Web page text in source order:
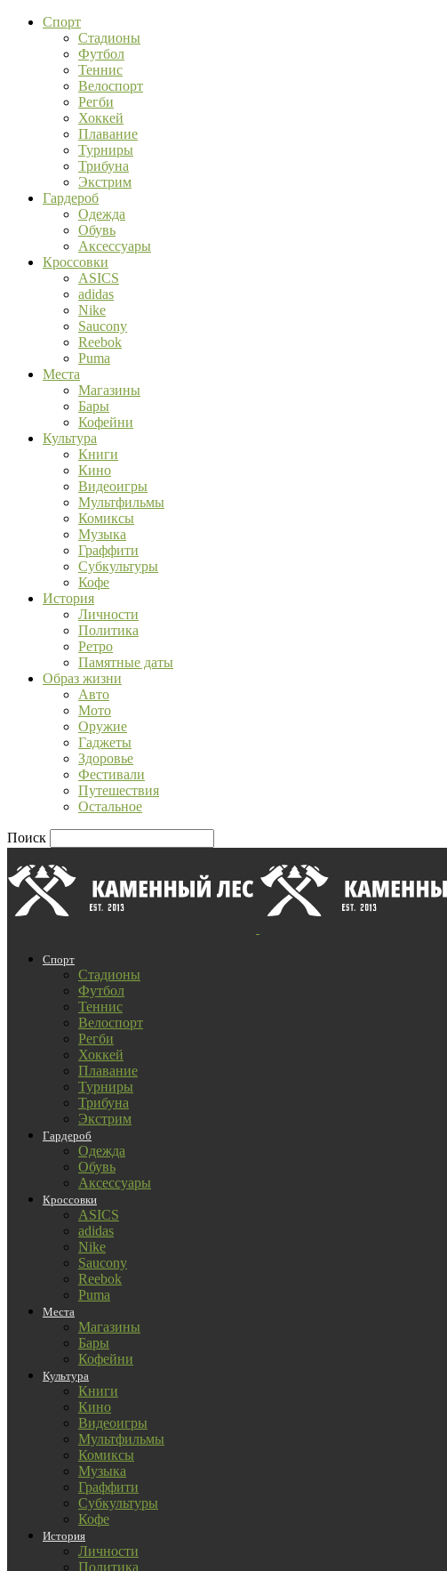
Спорт
Стадионы
Футбол
Теннис
Велоспорт
Регби
Хоккей
Плавание
Турниры
Трибуна
Экстрим
Гардероб
Одежда
Обувь
Аксессуары
Кроссовки
ASICS
adidas
Nike
Saucony
Reebok
Puma
Места
Магазины
Бары
Кофейни
Культура
Книги
Кино
Видеоигры
Мультфильмы
Комиксы
Музыка
Граффити
Субкультуры
Кофе
История
Личности
Политика
Ретро
Памятные даты
Образ жизни
Авто
Мото
Оружие
Гаджеты
Здоровье
Фестивали
Путешествия
Остальное
Поиск
Спорт
Стадионы
Футбол
Теннис
Велоспорт
Регби
Хоккей
Плавание
Турниры
Трибуна
Экстрим
Гардероб
Одежда
Обувь
Аксессуары
Кроссовки
ASICS
adidas
Nike
Saucony
Reebok
Puma
Места
Магазины
Бары
Кофейни
Культура
Книги
Кино
Видеоигры
Мультфильмы
Комиксы
Музыка
Граффити
Субкультуры
Кофе
История
Личности
Политика